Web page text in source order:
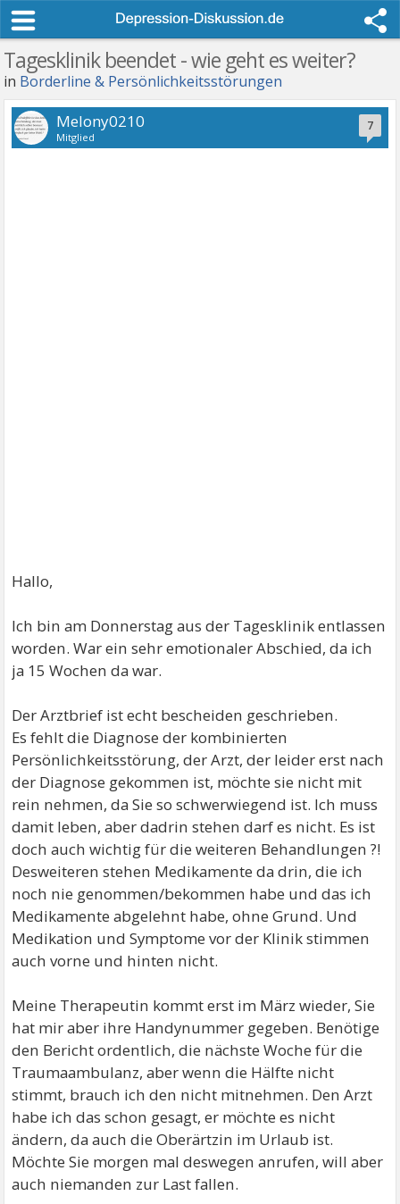
Tagesklinik beendet - wie geht es weiter?
in Borderline & Persönlichkeitsstörungen
7
Melony0210
Mitglied
Hallo,
Ich bin am Donnerstag aus der Tagesklinik entlassen
worden. War ein sehr emotionaler Abschied, da ich
ja 15 Wochen da war.
Der Arztbrief ist echt bescheiden geschrieben.
Es fehlt die Diagnose der kombinierten
Persönlichkeitsstörung, der Arzt, der leider erst nach
der Diagnose gekommen ist, möchte sie nicht mit
rein nehmen, da Sie so schwerwiegend ist. Ich muss
damit leben, aber dadrin stehen darf es nicht. Es ist
doch auch wichtig für die weiteren Behandlungen ?!
Desweiteren stehen Medikamente da drin, die ich
noch nie genommen/bekommen habe und das ich
Medikamente abgelehnt habe, ohne Grund. Und
Medikation und Symptome vor der Klinik stimmen
auch vorne und hinten nicht.
Meine Therapeutin kommt erst im März wieder, Sie
hat mir aber ihre Handynummer gegeben. Benötige
den Bericht ordentlich, die nächste Woche für die
Traumaambulanz, aber wenn die Hälfte nicht
stimmt, brauch ich den nicht mitnehmen. Den Arzt
habe ich das schon gesagt, er möchte es nicht
ändern, da auch die Oberärtzin im Urlaub ist.
Möchte Sie morgen mal deswegen anrufen, will aber
auch niemanden zur Last fallen.